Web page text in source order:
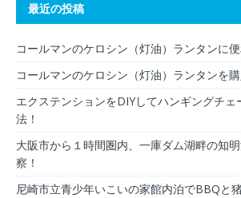
最近の投稿
コールマンのケロシン（灯油）ランタンに
コールマンのケロシン（灯油）ランタンを
エクステンションをDIYしてハンギングチ
法！
大阪市から１時間圏内、一庫ダム湖畔の知
察！
尼崎市立青少年いこいの家館内泊でBBQと